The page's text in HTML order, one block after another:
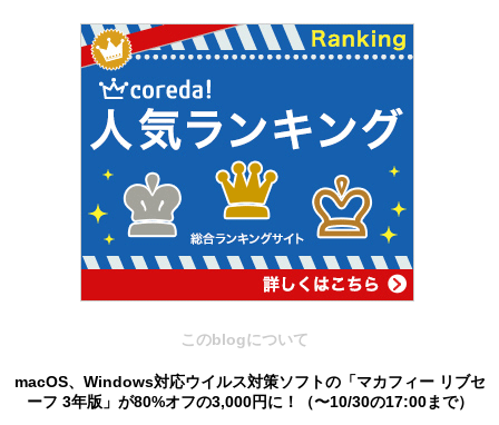
このblogについて
macOS、Windows対応ウイルス対策ソフトの「マカフィー リブセ
ーフ 3年版」が80%オフの3,000円に！（〜10/30の17:00まで）